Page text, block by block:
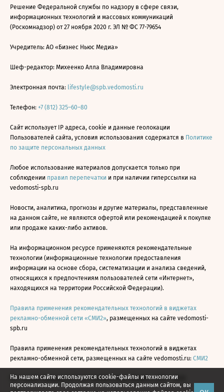
На нашем сайте используются cookie-файлы и технологии
персонализации. Продолжая пользоваться данным сайтом, вы
Решение Федеральной службы по надзору в сфере связи,
информационных технологий и массовых коммуникаций
(Роскомнадзор) от 27 ноября 2020 г. ЭЛ № ФС 77-79654
Учредитель: АО «Бизнес Ньюс Медиа»
Шеф-редактор: Михеенко Алла Владимировна
Электронная почта: lifestyle@spb.vedomosti.ru
Телефон: +7 (812) 325–60–80
Сайт использует IP адреса, cookie и данные геолокации
Пользователей сайта, условия использования содержатся в Политике
по защите персональных данных
Любое использование материалов допускается только при
соблюдении правил перепечатки и при наличии гиперссылки на
vedomosti-spb.ru
Новости, аналитика, прогнозы и другие материалы, представленные
на данном сайте, не являются офертой или рекомендацией к покупке
или продаже каких-либо активов.
На информационном ресурсе применяются рекомендательные
технологии (информационные технологии предоставления
информации на основе сбора, систематизации и анализа сведений,
относящихся к предпочтениям пользователей сети «Интернет»,
находящихся на территории Российской Федерации).
Правила применения рекомендательных технологий в виджетах
рекламно-обменной сети «СМИ2», размещенных на сайте vedomosti-
spb.ru
Правила применения рекомендательных технологий в виджетах
рекламно-обменной сети, размещенных на сайте vedomosti.ru: СМИ2
Все права защищены © АО «Бизнес Ньюс Медиа», 2024 - 2026